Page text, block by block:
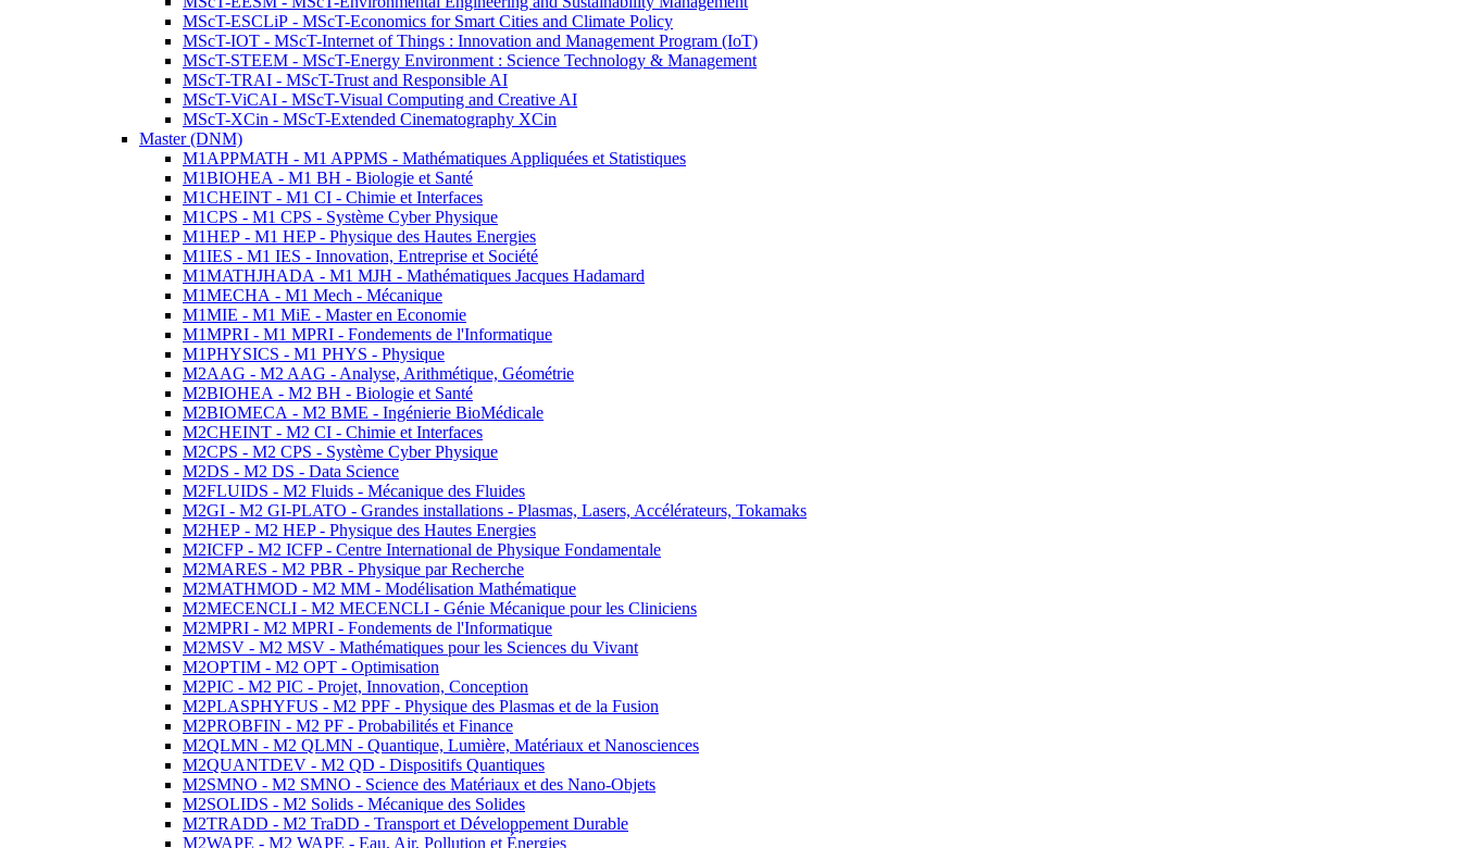
MScT-ESCLiP - MScT-Economics for Smart Cities and Climate Policy
MScT-IOT - MScT-Internet of Things : Innovation and Management Program (IoT)
MScT-STEEM - MScT-Energy Environment : Science Technology & Management
MScT-TRAI - MScT-Trust and Responsible AI
MScT-ViCAI - MScT-Visual Computing and Creative AI
MScT-XCin - MScT-Extended Cinematography XCin
Master (DNM)
M1APPMATH - M1 APPMS - Mathématiques Appliquées et Statistiques
M1BIOHEA - M1 BH - Biologie et Santé
M1CHEINT - M1 CI - Chimie et Interfaces
M1CPS - M1 CPS - Système Cyber Physique
M1HEP - M1 HEP - Physique des Hautes Energies
M1IES - M1 IES - Innovation, Entreprise et Société
M1MATHJHADA - M1 MJH - Mathématiques Jacques Hadamard
M1MECHA - M1 Mech - Mécanique
M1MIE - M1 MiE - Master en Economie
M1MPRI - M1 MPRI - Fondements de l'Informatique
M1PHYSICS - M1 PHYS - Physique
M2AAG - M2 AAG - Analyse, Arithmétique, Géométrie
M2BIOHEA - M2 BH - Biologie et Santé
M2BIOMECA - M2 BME - Ingénierie BioMédicale
M2CHEINT - M2 CI - Chimie et Interfaces
M2CPS - M2 CPS - Système Cyber Physique
M2DS - M2 DS - Data Science
M2FLUIDS - M2 Fluids - Mécanique des Fluides
M2GI - M2 GI-PLATO - Grandes installations - Plasmas, Lasers, Accélérateurs, Tokamaks
M2HEP - M2 HEP - Physique des Hautes Energies
M2ICFP - M2 ICFP - Centre International de Physique Fondamentale
M2MARES - M2 PBR - Physique par Recherche
M2MATHMOD - M2 MM - Modélisation Mathématique
M2MECENCLI - M2 MECENCLI - Génie Mécanique pour les Cliniciens
M2MPRI - M2 MPRI - Fondements de l'Informatique
M2MSV - M2 MSV - Mathématiques pour les Sciences du Vivant
M2OPTIM - M2 OPT - Optimisation
M2PIC - M2 PIC - Projet, Innovation, Conception
M2PLASPHYFUS - M2 PPF - Physique des Plasmas et de la Fusion
M2PROBFIN - M2 PF - Probabilités et Finance
M2QLMN - M2 QLMN - Quantique, Lumière, Matériaux et Nanosciences
M2QUANTDEV - M2 QD - Dispositifs Quantiques
M2SMNO - M2 SMNO - Science des Matériaux et des Nano-Objets
M2SOLIDS - M2 Solids - Mécanique des Solides
M2TRADD - M2 TraDD - Transport et Développement Durable
M2WAPE - M2 WAPE - Eau, Air, Pollution et Énergies